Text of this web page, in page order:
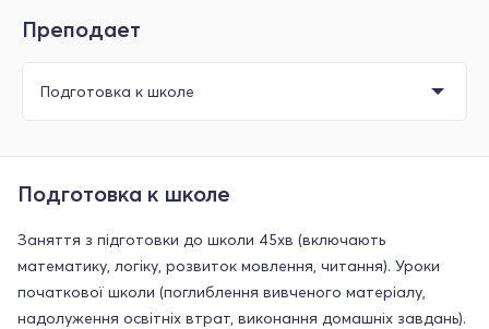
Преподает
Подготовка к школе
Заняття з підготовки до школи 45хв (включають
математику, логіку, розвиток мовлення, читання). Уроки
початкової школи (поглиблення вивченого матеріалу,
надолуження освітніх втрат, виконання домашніх завдань).